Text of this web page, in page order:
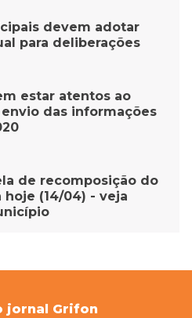
devem adotar
para deliberações
estar atentos ao
das informações
de recomposição do
hoje (14/04) - veja
jornal Grifon